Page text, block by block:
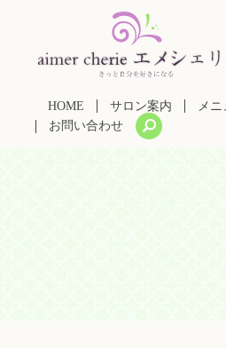
HOME サロン案内 メニ
お問い合わせ